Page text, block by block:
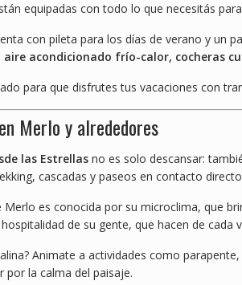
equipadas con todo lo que necesitás
con pileta para los días de verano y un
acondicionado frío-calor, cocheras
para que disfrutes tus vacaciones con
Merlo y alrededores
las Estrellas no es solo descansar:
cascadas y paseos en contacto
Merlo es conocida por su microclima, que
de su gente, que hacen de cada
Animate a actividades como
por la calma del paisaje.